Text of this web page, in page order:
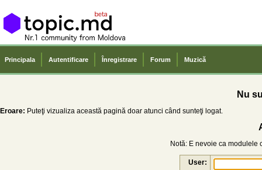
Principala Autentificare Înregistrare Forum Muzică
Nu
Eroare: Puteţi vizualiza această pagină doar atunci când sunteţi logat.
Notă: E nevoie ca modulele
User: